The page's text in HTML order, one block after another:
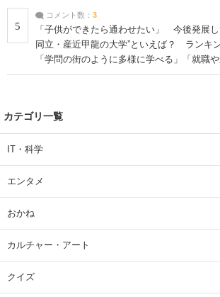
5
コメント数： 3
「子供ができたら通わせたい」 今後発展し
同立・産近甲龍の大学”といえば？ ランキ
「学問の街のように多様に学べる」「就職
| 大学 ねとらぼリサーチ
カテゴリ一覧
IT・科学
エンタメ
おかね
カルチャー・アート
クイズ